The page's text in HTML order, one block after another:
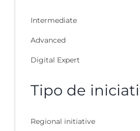
Intermediate
Advanced
Digital Expert
Tipo de
Regional initiative